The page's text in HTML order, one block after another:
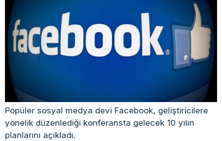
Popüler sosyal medya devi Facebook, geliştiricilere
yönelik düzenlediği konferansta gelecek 10 yılın
planlarını açıkladı.